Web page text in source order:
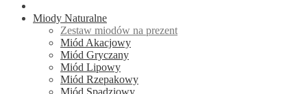
Miody Naturalne
Zestaw miodów na prezent
Miód Akacjowy
Miód Gryczany
Miód Lipowy
Miód Rzepakowy
Miód Spadziowy